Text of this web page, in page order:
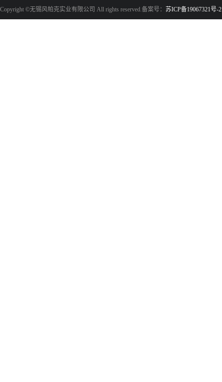
Copyright ©无锡风帕克实业有限公司 All rights reserved.备案号： 苏ICP备19067321号-2